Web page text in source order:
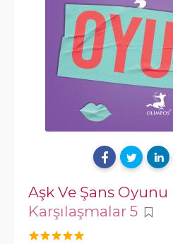
Aşk Ve Şans Oyunu
Karşılaşmalar 5